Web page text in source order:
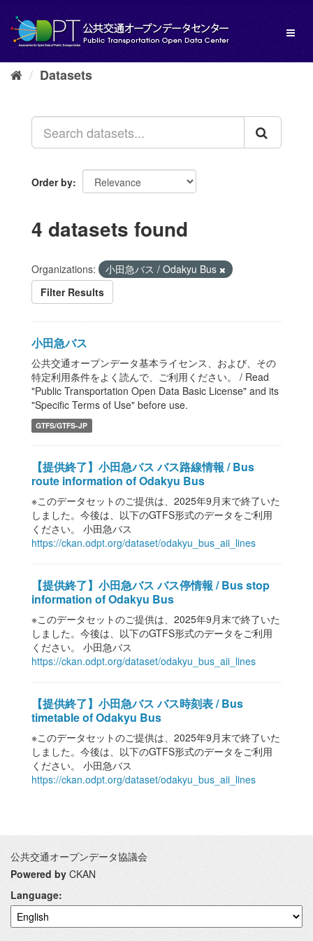
content
Datasets
Order by
4 datasets found
Organizations:
小田急バス / Odakyu Bus
Filter Results
小田急バス
公共交通オープンデータ基本ライセンス、および、その
特定利用条件をよく読んで、ご利用ください。 / Read
"Public Transportation Open Data Basic License" and its
"Specific Terms of Use" before use.
GTFS/GTFS-JP
【提供終了】小田急バス バス路線情報 / Bus
route information of Odakyu Bus
※このデータセットのご提供は、2025年9月末で終了いた
しました。今後は、以下のGTFS形式のデータをご利用
ください。 小田急バス
https://ckan.odpt.org/dataset/odakyu_bus_aii_lines
【提供終了】小田急バス バス停情報 / Bus stop
information of Odakyu Bus
※このデータセットのご提供は、2025年9月末で終了いた
しました。今後は、以下のGTFS形式のデータをご利用
ください。 小田急バス
https://ckan.odpt.org/dataset/odakyu_bus_aii_lines
【提供終了】小田急バス バス時刻表 / Bus
timetable of Odakyu Bus
※このデータセットのご提供は、2025年9月末で終了いた
しました。今後は、以下のGTFS形式のデータをご利用
ください。 小田急バス
https://ckan.odpt.org/dataset/odakyu_bus_aii_lines
公共交通オープンデータ協議会
Powered by CKAN
Language